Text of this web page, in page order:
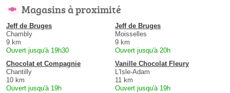
Magasins à proximité
Jeff de Bruges
Chambly
9 km
Ouvert jusqu'à 19h30
Jeff de Bruges
Moisselles
9 km
Ouvert jusqu'à 20h
Chocolat et Compagnie
Chantilly
10 km
Ouvert jusqu'à 19h
Vanille Chocolat Fleury
L'Isle-Adam
11 km
Ouvert jusqu'à 19h